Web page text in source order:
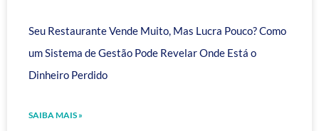
Seu Restaurante Vende Muito, Mas Lucra Pouco? Como
um Sistema de Gestão Pode Revelar Onde Está o
Dinheiro Perdido
SAIBA MAIS »